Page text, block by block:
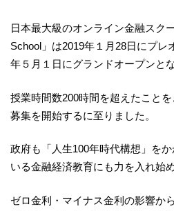
日本最大級のオンライン金融スク
School」は2019年１月28日にプレ
年５月１日にグランドオープンと
授業時間数200時間を超えたこと
募集を開始するに至りました。
政府も「人生100年時代構想」を
いる金融経済教育にも力を入れ始
ゼロ金利・マイナス金利の影響か